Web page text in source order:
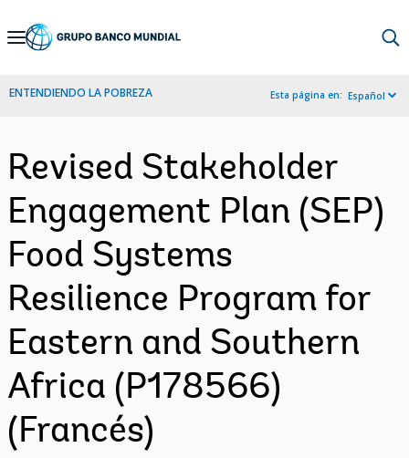
Skip
Navigation
ENTENDIENDO LA POBREZA Esta página en: Español
Revised Stakeholder
Engagement Plan (SEP)
Food Systems
Resilience Program for
Eastern and Southern
Africa (P178566)
(Francés)